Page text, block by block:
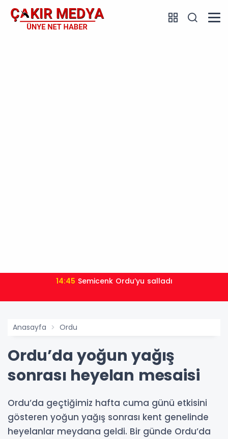
14:45 Semicenk Ordu’yu salladı
Anasayfa Ordu
Ordu’da yoğun yağış
sonrası heyelan mesaisi
Ordu’da geçtiğimiz hafta cuma günü etkisini
gösteren yoğun yağış sonrası kent genelinde
heyelanlar meydana geldi. Bir günde Ordu’da